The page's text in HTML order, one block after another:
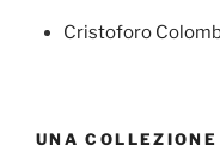
Cristoforo
UNA